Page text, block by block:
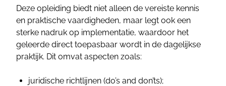
Deze opleiding biedt niet alleen de vereiste kennis
en praktische vaardigheden, maar legt ook een
sterke nadruk op implementatie, waardoor het
geleerde direct toepasbaar wordt in de dagelijkse
praktijk. Dit omvat aspecten zoals:
juridische richtlijnen (do’s and don’ts);